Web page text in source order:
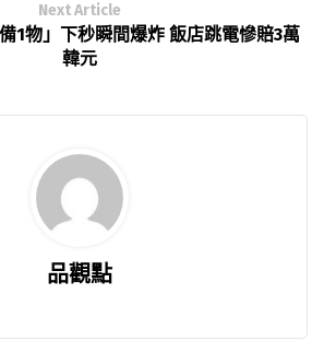
Next Article
1物」下秒瞬間爆炸 飯店跳電慘賠3萬
韓元
品觀點